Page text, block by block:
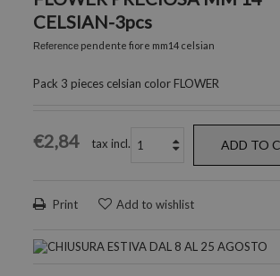
CELSIAN-3pcs
Reference pendente fiore mm14 celsian
Pack 3 pieces celsian color FLOWER
€2,84 tax incl. ADD TO
Print Add to wishlist